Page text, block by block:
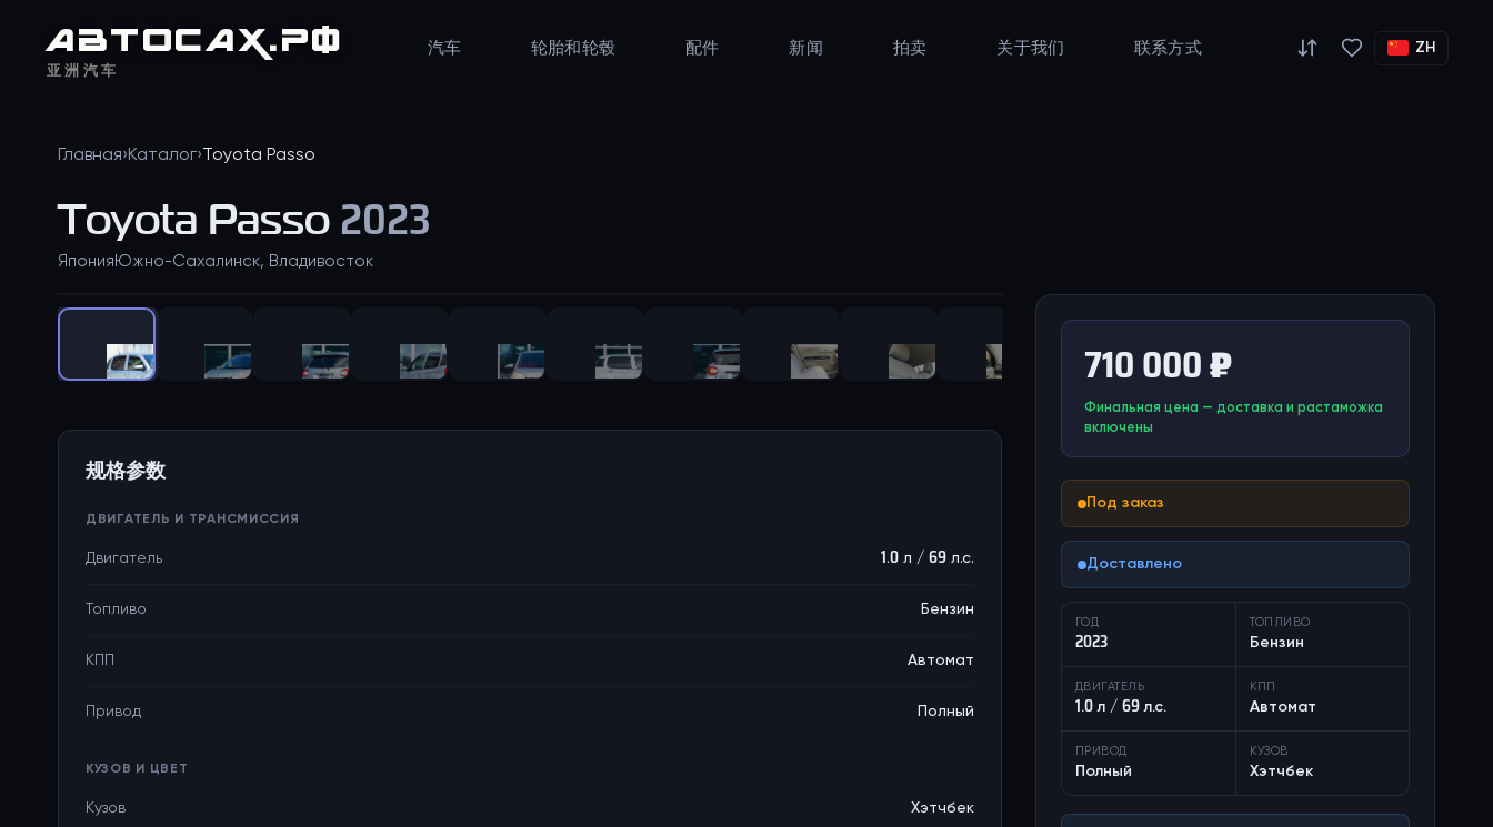
АВТОСАХ.РФ
亚洲汽车
汽车 轮胎和轮毂 配件 新闻 拍卖 关于我们 联系方式 ZH
Главная›Каталог› Toyota Passo
Toyota Passo2023
Япония Южно-Сахалинск, Владивосток
710 000 ₽
Финальная цена — доставка и растаможка
включены
Под заказ
Доставлено
ГОД
2023
ТОПЛИВО
Бензин
ДВИГАТЕЛЬ
1.0 л / 69 л.с.
КПП
Автомат
ПРИВОД
Полный
КУЗОВ
Хэтчбек
规格参数
ДВИГАТЕЛЬ И ТРАНСМИССИЯ
Двигатель 1.0 л / 69 л.с.
Топливо Бензин
КПП Автомат
Привод Полный
КУЗОВ И ЦВЕТ
Кузов Хэтчбек